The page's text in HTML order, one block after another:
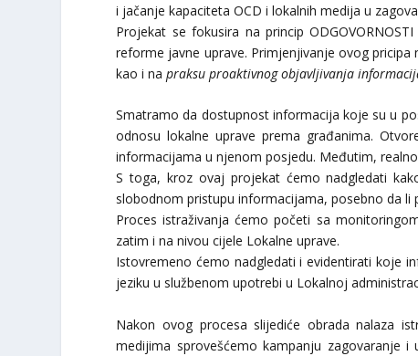
i jačanje kapaciteta OCD i lokalnih medija u
Projekat se fokusira na princip
reforme javne uprave. Primjenjivanje ovog
kao i napraksu proaktivnog objavljivanja
Smatramo da dostupnost informacija koje su u
odnosu lokalne uprave prema građanima.
informacijama u njenom posjedu. Međutim,
S toga, kroz ovaj projekat ćemo nadgledati
slobodnom pristupu informacijama, posebno da
Proces istraživanja ćemo početi sa
zatim i na nivou cijele Lokalne uprave.
Istovremeno ćemo nadgledati i evidentirati koje
jeziku u službenom upotrebi u Lokalnoj
Nakon ovog procesa slijediće obrada nalaza
medijima sprovešćemo kampanju zagovaranje